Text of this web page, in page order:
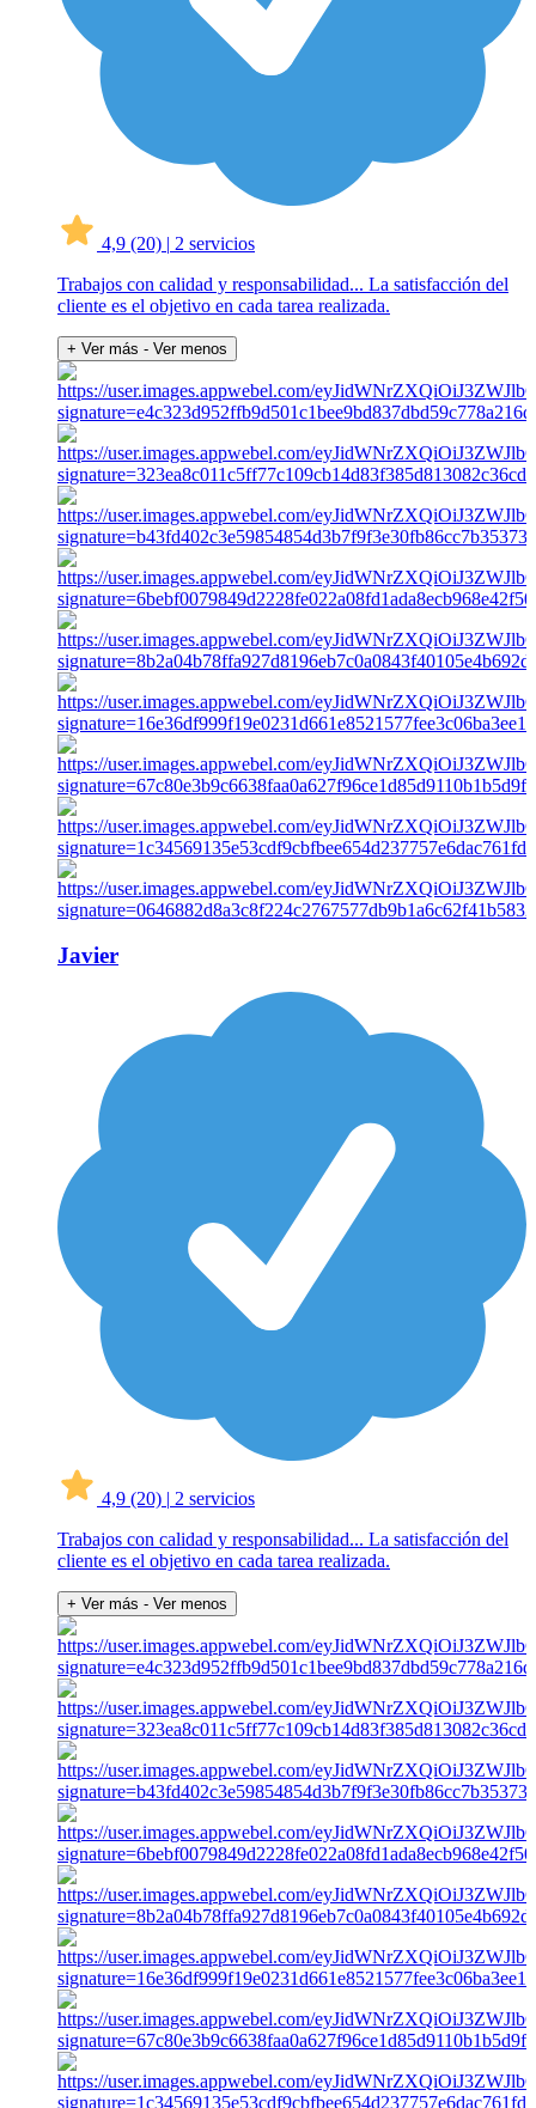
4,9 (20) | 2 servicios
Trabajos con calidad y responsabilidad... La satisfacción del
cliente es el objetivo en cada tarea realizada.
+ Ver más - Ver menos
Javier
4,9 (20) | 2 servicios
Trabajos con calidad y responsabilidad... La satisfacción del
cliente es el objetivo en cada tarea realizada.
+ Ver más - Ver menos